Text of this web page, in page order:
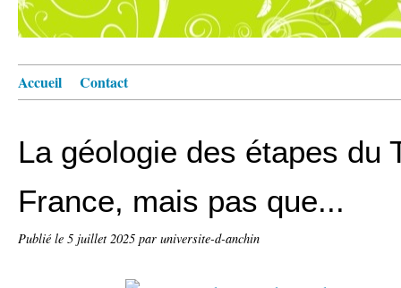
Accueil Contact
La géologie des étapes du
France, mais pas que...
Publié le 5 juillet 2025 par universite-d-anchin